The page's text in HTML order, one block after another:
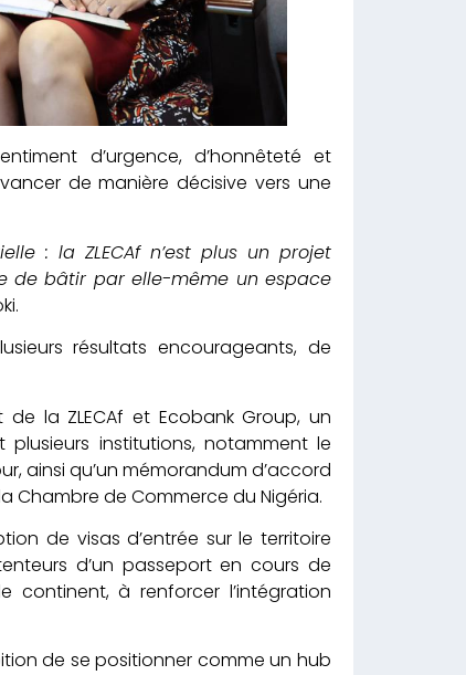
d’urgence, d’honnêteté et
de manière décisive vers une
: la ZLECAf n’est plus un projet
de bâtir par elle-même un espace
résultats encourageants, de
la ZLECAf et Ecobank Group, un
institutions, notamment le
ainsi qu’un mémorandum d’accord
Chambre de Commerce du Nigéria.
de visas d’entrée sur le territoire
d’un passeport en cours de
continent, à renforcer l’intégration
de se positionner comme un hub